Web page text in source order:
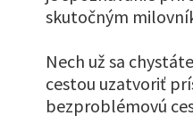
skutočným
Nech už sa
cestou uzatvoriť
bezproblémovú